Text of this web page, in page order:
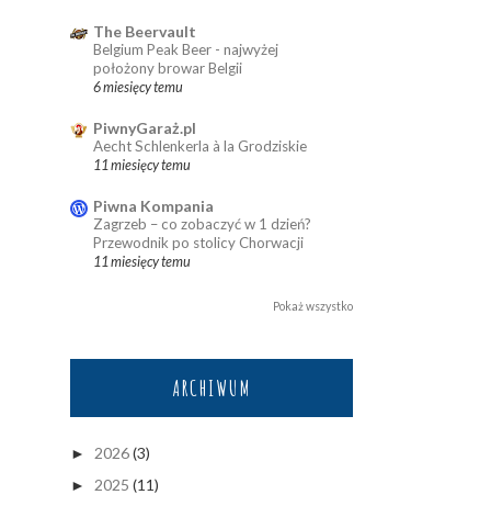
The Beervault
Belgium Peak Beer - najwyżej
położony browar Belgii
6 miesięcy temu
PiwnyGaraż.pl
Aecht Schlenkerla à la Grodziskie
11 miesięcy temu
Piwna Kompania
Zagrzeb – co zobaczyć w 1 dzień?
Przewodnik po stolicy Chorwacji
11 miesięcy temu
Pokaż wszystko
ARCHIWUM
► 2026(3)
► 2025 (11)